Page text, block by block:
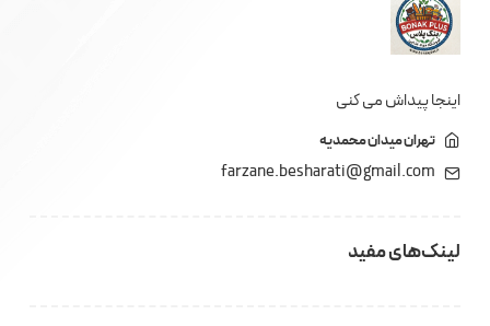
اینجا پیداش می کنی
تهران میدان محمدیه
farzane.besharati@gmail.com
لینک‌های مفید